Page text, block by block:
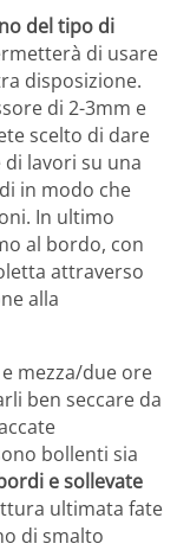
del tipo di
di usare
disposizione.
di 2-3mm e
scelto di dare
lavori su una
in modo che
In ultimo
al bordo, con
attraverso
alla
mezza/due ore
ben seccare da
bollenti sia
e sollevate
ultimata fate
di smalto